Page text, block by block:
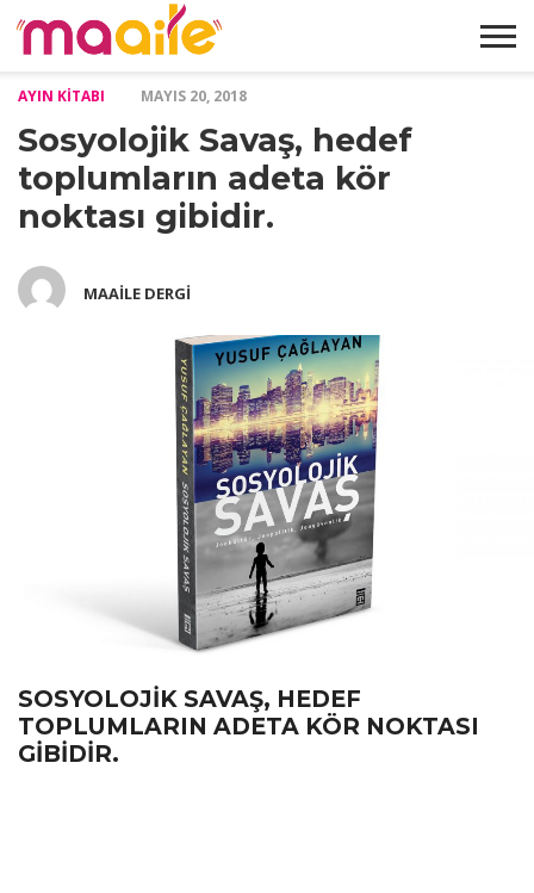
FORMU
AYIN KITABI MAYIS 20, 2018
Sosyolojik Savaş, hedef
toplumların adeta kör
noktası gibidir.
MAAILE DERGI
SOSYOLOJIK SAVAŞ, HEDEF
TOPLUMLARIN ADETA KÖR NOKTASI
GIBIDIR.